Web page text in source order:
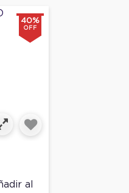
40%
OFF